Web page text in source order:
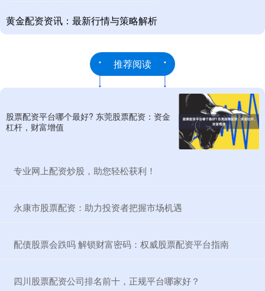
黄金配资资讯：最新行情与策略解析
推荐阅读
股票配资平台哪个最好? 东莞股票配资：资金
杠杆，财富增值
​专业网上配资炒股，助您轻松获利！
​永康市股票配资：助力投资者把握市场机遇
​配债股票会跌吗 解锁财富密码：权威股票配资平台指南
​四川股票配资公司排名前十，正规平台哪家好？